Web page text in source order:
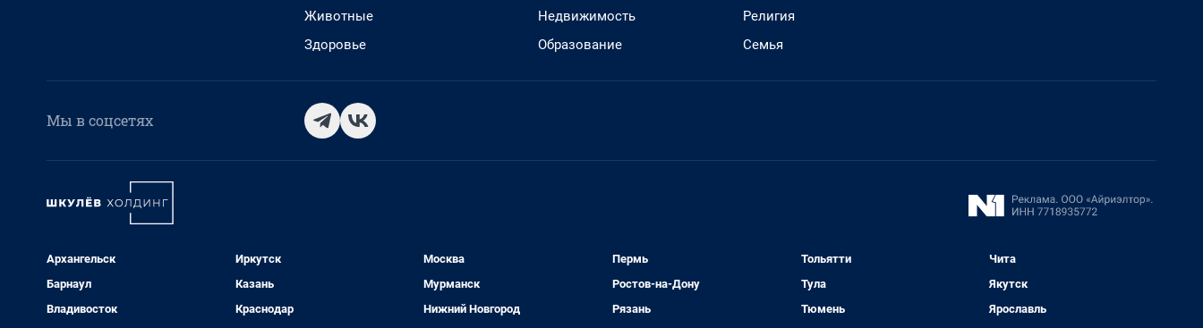
Животные
Здоровье
Недвижимость
Образование
Религия
Семья
Мы в соцсетях
Архангельск
Барнаул
Владивосток
Иркутск
Казань
Краснодар
Москва
Мурманск
Нижний Новгород
Пермь
Ростов-на-Дону
Рязань
Тольятти
Тула
Тюмень
Чита
Якутск
Ярославль